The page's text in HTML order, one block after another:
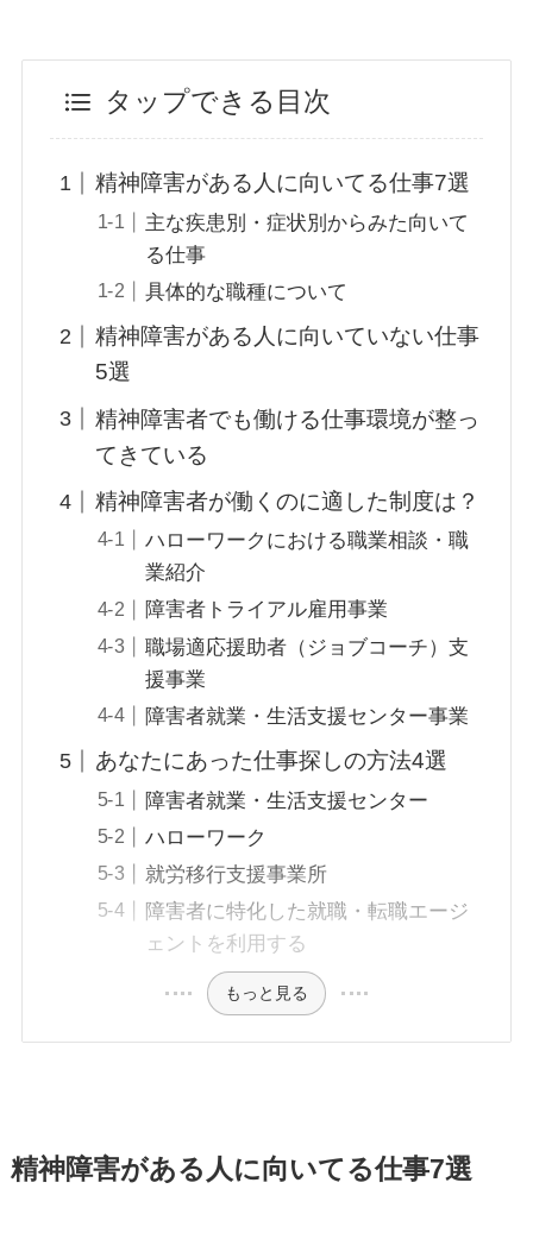
タップできる目次
精神障害がある人に向いてる仕事7選
主な疾患別・症状別からみた向いて
る仕事
具体的な職種について
精神障害がある人に向いていない仕事
5選
精神障害者でも働ける仕事環境が整っ
てきている
精神障害者が働くのに適した制度は？
ハローワークにおける職業相談・職
業紹介
障害者トライアル雇用事業
職場適応援助者（ジョブコーチ）支
援事業
障害者就業・生活支援センター事業
あなたにあった仕事探しの方法4選
障害者就業・生活支援センター
ハローワーク
就労移行支援事業所
障害者に特化した就職・転職エージ
ェントを利用する
もっと見る
精神障害がある人に向いてる仕事7選